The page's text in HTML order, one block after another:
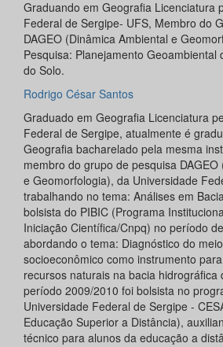
Graduando em Geografia Licenciatura
Federal de Sergipe- UFS, Membro do
DAGEO (Dinâmica Ambiental e
Pesquisa: Planejamento Geoambiental
do Solo.
Rodrigo César Santos
Graduado em Geografia Licenciatura
Federal de Sergipe, atualmente é
Geografia bacharelado pela mesma
membro do grupo de pesquisa
e Geomorfologia), da Universidade
trabalhando no tema: Análises em
bolsista do PIBIC (Programa
Iniciação Científica/Cnpq) no período
abordando o tema: Diagnóstico do
socioeconômico como instrumento
recursos naturais na bacia hidrográfica
período 2009/2010 foi bolsista no
Universidade Federal de Sergipe -
Educação Superior a Distância),
técnico para alunos da educação a